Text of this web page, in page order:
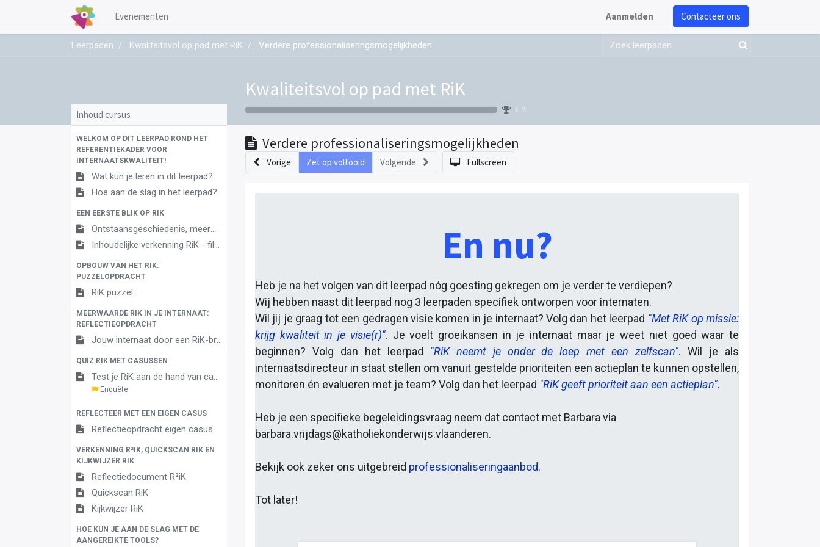
Evenementen Aanmelden Contacteer ons
Leerpaden Kwaliteitsvol op pad met RiK Verdere professionaliseringsmogelijkheden
Kwaliteitsvol op pad met RiK
0 %
Inhoud cursus
WELKOM OP DIT LEERPAD ROND HET
REFERENTIEKADER VOOR
INTERNAATSKWALITEIT!
Wat kun je leren in dit leerpad?
Hoe aan de slag in het leerpad?
EEN EERSTE BLIK OP RIK
Ontstaansgeschiedenis, meerwaarde & opbouw
Inhoudelijke verkenning RiK - filmpje PPT
OPBOUW VAN HET RIK:
PUZZELOPDRACHT
RiK puzzel
MEERWAARDE RIK IN JE INTERNAAT:
REFLECTIEOPDRACHT
Jouw internaat door een RiK-bril
QUIZ RIK MET CASUSSEN
Test je RiK aan de hand van casussen
Enquête
REFLECTEER MET EEN EIGEN CASUS
Reflectieopdracht eigen casus
VERKENNING R²IK, QUICKSCAN RIK EN
KIJKWIJZER RIK
Reflectiedocument R²iK
Quickscan RiK
Kijkwijzer RiK
HOE KUN JE AAN DE SLAG MET DE
AANGEREIKTE TOOLS?
Verdere professionaliseringsmogelijkheden
Vorige Zet op voltooid Volgende Fullscreen
En nu?
Heb je na het volgen van dit leerpad nóg goesting gekregen om je verder te verdiepen?
Wij hebben naast dit leerpad nog 3 leerpaden specifiek ontworpen voor internaten.
Wil jij je graag tot een gedragen visie komen in je internaat? Volg dan het leerpad "Met RiK op missie:
krijg kwaliteit in je visie(r)". Je voelt groeikansen in je internaat maar je weet niet goed waar te
beginnen? Volg dan het leerpad "RiK neemt je onder de loep met een zelfscan". Wil je als
internaatsdirecteur in staat stellen om vanuit gestelde prioriteiten een actieplan te kunnen opstellen,
monitoren én evalueren met je team? Volg dan het leerpad "RiK geeft prioriteit aan een actieplan".
Heb je een specifieke begeleidingsvraag neem dat contact met Barbara via
barbara.vrijdags@katholiekonderwijs.vlaanderen.
Bekijk ook zeker ons uitgebreid professionaliseringaanbod.
Tot later!